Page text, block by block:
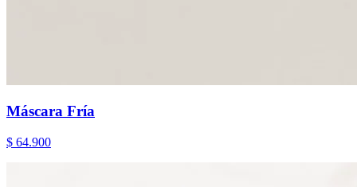
Máscara Fría
$ 64.900